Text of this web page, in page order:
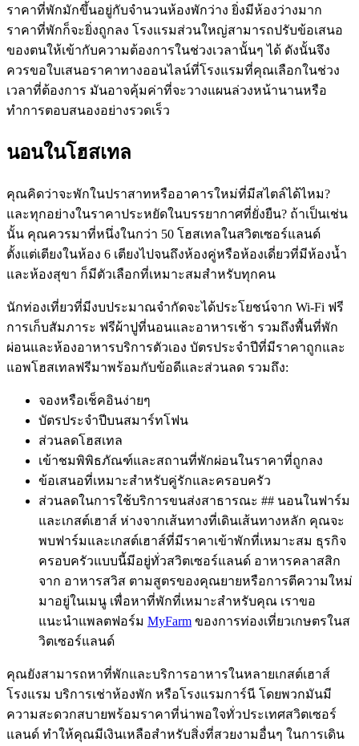
ราคาที่พักมักขึ้นอยู่กับจำนวนห้องพักว่าง ยิ่งมีห้องว่างมาก
ราคาที่พักก็จะยิ่งถูกลง โรงแรมส่วนใหญ่สามารถปรับข้อเสนอ
ของตนให้เข้ากับความต้องการในช่วงเวลานั้นๆ ได้ ดังนั้นจึง
ควรขอใบเสนอราคาทางออนไลน์ที่โรงแรมที่คุณเลือกในช่วง
เวลาที่ต้องการ มันอาจคุ้มค่าที่จะวางแผนล่วงหน้านานหรือ
ทำการตอบสนองอย่างรวดเร็ว
นอนในโฮสเทล
คุณคิดว่าจะพักในปราสาทหรืออาคารใหม่ที่มีสไตล์ได้ไหม?
และทุกอย่างในราคาประหยัดในบรรยากาศที่ยั่งยืน? ถ้าเป็นเช่น
นั้น คุณควรมาที่หนึ่งในกว่า 50 โฮสเทลในสวิตเซอร์แลนด์
ตั้งแต่เตียงในห้อง 6 เตียงไปจนถึงห้องคู่หรือห้องเดี่ยวที่มีห้องน้ำ
และห้องสุขา ก็มีตัวเลือกที่เหมาะสมสำหรับทุกคน
นักท่องเที่ยวที่มีงบประมาณจำกัดจะได้ประโยชน์จาก Wi-Fi ฟรี
การเก็บสัมภาระ ฟรีผ้าปูที่นอนและอาหารเช้า รวมถึงพื้นที่พัก
ผ่อนและห้องอาหารบริการตัวเอง บัตรประจำปีที่มีราคาถูกและ
แอพโฮสเทลฟรีมาพร้อมกับข้อดีและส่วนลด รวมถึง:
จองหรือเช็คอินง่ายๆ
บัตรประจำปีบนสมาร์ทโฟน
ส่วนลดโฮสเทล
เข้าชมพิพิธภัณฑ์และสถานที่พักผ่อนในราคาที่ถูกลง
ข้อเสนอที่เหมาะสำหรับคู่รักและครอบครัว
ส่วนลดในการใช้บริการขนส่งสาธารณะ ## นอนในฟาร์ม
และเกสต์เฮาส์ ห่างจากเส้นทางที่เดินเส้นทางหลัก คุณจะ
พบฟาร์มและเกสต์เฮาส์ที่มีราคาเข้าพักที่เหมาะสม ธุรกิจ
ครอบครัวแบบนี้มีอยู่ทั่วสวิตเซอร์แลนด์ อาหารคลาสสิก
จาก อาหารสวิส ตามสูตรของคุณยายหรือการตีความใหม่
มาอยู่ในเมนู เพื่อหาที่พักที่เหมาะสำหรับคุณ เราขอ
แนะนำแพลตฟอร์ม MyFarm ของการท่องเที่ยวเกษตรในส
วิตเซอร์แลนด์
คุณยังสามารถหาที่พักและบริการอาหารในหลายเกสต์เฮาส์
โรงแรม บริการเช่าห้องพัก หรือโรงแรมการ์นี โดยพวกมันมี
ความสะดวกสบายพร้อมราคาที่น่าพอใจทั่วประเทศสวิตเซอร์
แลนด์ ทำให้คุณมีเงินเหลือสำหรับสิ่งที่สวยงามอื่นๆ ในการเดิน